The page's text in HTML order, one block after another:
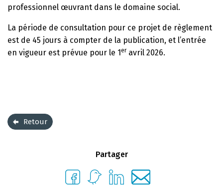
professionnel œuvrant dans le domaine social.
La période de consultation pour ce projet de règlement
est de 45 jours à compter de la publication, et l’entrée
en vigueur est prévue pour le 1eravril 2026.
Retour
Partager